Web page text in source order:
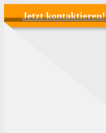
Jetzt kontaktieren!